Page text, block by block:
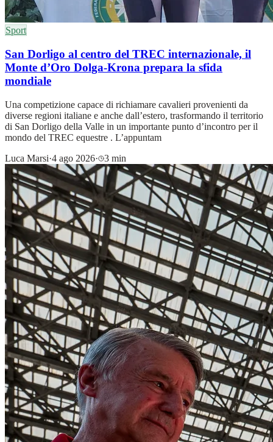
Sport
San Dorligo al centro del TREC internazionale, il
Monte d’Oro Dolga-Krona prepara la sfida
mondiale
Una competizione capace di richiamare cavalieri provenienti da
diverse regioni italiane e anche dall’estero, trasformando il territorio
di San Dorligo della Valle in un importante punto d’incontro per il
mondo del TREC equestre . L’appuntam
Luca Marsi·4 ago 2026· 3 min